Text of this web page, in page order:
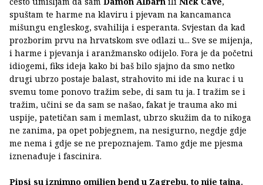
spuštam te harme na klaviru i pjevam na kancamanca
mišungu engleskog, svahilija i esperanta. Svjestan da kad
prozborim prvu na hrvatskom sve odlazi u... Sve se mijenja,
i harme i pjevanja i aranžmansko odijelo. Fora je da početni
idiogemi, fiks ideja kako bi baš bilo sjajno da smo netko
drugi ubrzo postaje balast, strahovito mi ide na kurac i u
svemu tome ponovo tražim sebe, di sam tu ja. I tražim se i
tražim, učini se da sam se našao, fakat je trauma ako mi
uspije, patetičan sam i memlast, ubrzo skužim da to nikoga
ne zanima, pa opet pobjegnem, na nesigurno, negdje gdje
me nema i gdje se ne prepoznajem. Tamo gdje me pjesma
iznenađuje i fascinira.
Pipsi su iznimno omiljen bend u Zagrebu, to nije tajna.